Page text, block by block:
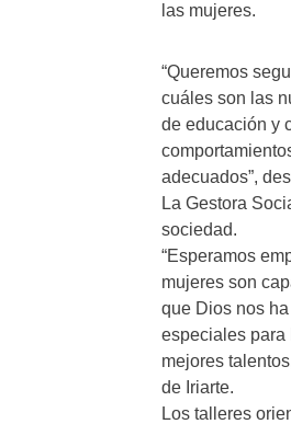
las mujeres.
“Queremos
cuáles son las
de educación y
adecuados”,
La Gestora
sociedad.
“Esperamos
mujeres son
que Dios nos
especiales para
mejores
de Iriarte.
Los talleres